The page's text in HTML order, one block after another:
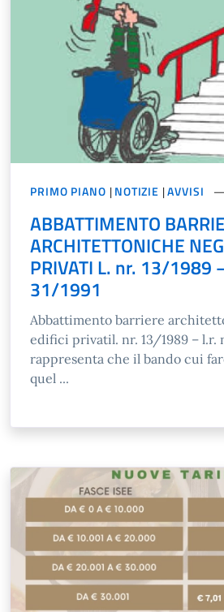
PRIMO PIANO |NOTIZIE |AVVISI
ABBATTIMENTO
ARCHITETTONICHE
PRIVATI L. nr. 13/1989
31/1991
Abbattimento barriere
edifici privatil. nr. 13/1989 – l.r.
rappresenta che il bando cui
quel ...